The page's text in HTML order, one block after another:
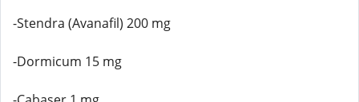
-Stendra (Avanafil) 200 mg
-Dormicum 15 mg